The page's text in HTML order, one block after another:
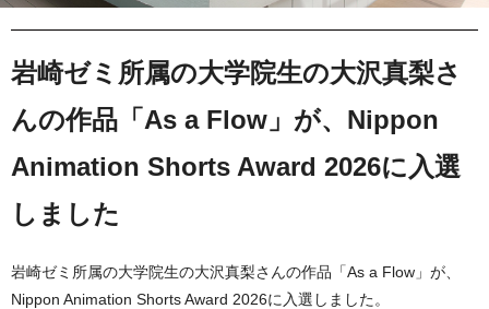
へ
岩崎ゼミ所属の大学院生の大沢真梨さ
んの作品「As a Flow」が、Nippon
Animation Shorts Award 2026に入選
しました
岩崎ゼミ所属の大学院生の大沢真梨さんの作品「As a Flow」が、
Nippon Animation Shorts Award 2026に入選しました。